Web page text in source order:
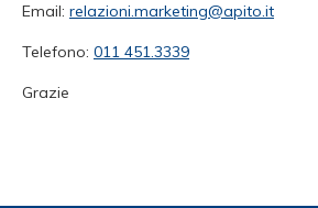
Email: relazioni.marketing@apito.it
Telefono: 011 451.3339
Grazie